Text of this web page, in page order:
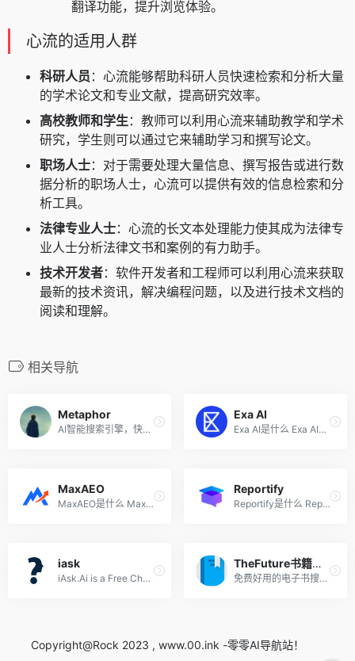
翻译功能，提升浏览体验。
心流的适用人群
科研人员 ：心流能够帮助科研人员快速检索和分析大量
的学术论文和专业文献，提高研究效率。
高校教师和学生 ：教师可以利用心流来辅助教学和学术
研究，学生则可以通过它来辅助学习和撰写论文。
职场人士：对于需要处理大量信息、撰写报告或进行数
据分析的职场人士，心流可以提供有效的信息检索和分
析工具。
法律专业人士：心流的长文本处理能力使其成为法律专
业人士分析法律文书和案例的有力助手。
技术开发者：软件开发者和工程师可以利用心流来获取
最新的技术资讯，解决编程问题，以及进行技术文档的
阅读和理解。
相关导航
Metaphor
AI智能搜索引擎，快速找到你需要的互联网信息
Exa AI
Exa AI是什么 Exa AI是专门为...
MaxAEO
MaxAEO是什么 MaxAEO 是面向...
Reportify
Reportify是什么 Reportify是...
iask
iAsk.Ai is a Free ChatGPT Like Answer Engine, Enabling Users to Ask ChatGPT AI Any Question (iAsk)
TheFuture书籍搜索
免费好用的电子书搜索引擎
Copyright@Rock 2023 , www.00.ink -零零AI导航站！